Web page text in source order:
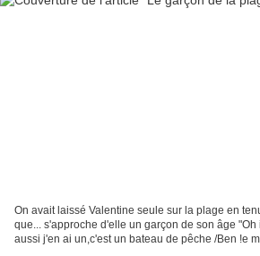
On avait laissé Valentine seule sur la plage en
que... s'approche d'elle un garçon de son âge
aussi j'en ai un,c'est un bateau de pêche /Ben !e